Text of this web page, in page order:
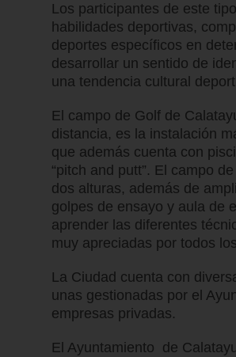
Los participantes de este
habilidades deportivas,
deportes específicos en
desarrollar un sentido de
una tendencia cultural
El campo de Golf de
distancia, es la instalación
que además cuenta con
“pitch and putt”. El campo
dos alturas, además de
golpes de ensayo y aula de
aprender las diferentes
muy apreciadas por todos
La Ciudad cuenta con
unas gestionadas por el
empresas privadas.
El Ayuntamiento de